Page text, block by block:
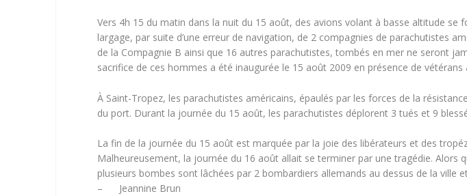
Vers 4h 15 du matin dans la nuit du 15 août, des avions volant à basse altitude
largage, par suite d’une erreur de navigation, de 2 compagnies de parachutistes
de la Compagnie B ainsi que 16 autres parachutistes, tombés en mer ne seront
sacrifice de ces hommes a été inaugurée le 15 août 2009 en présence de
À Saint-Tropez, les parachutistes américains, épaulés par les forces de la
du port. Durant la journée du 15 août, les parachutistes déplorent 3 tués et 9
La fin de la journée du 15 août est marquée par la joie des libérateurs et des
Malheureusement, la journée du 16 août allait se terminer par une tragédie.
plusieurs bombes sont lâchées par 2 bombardiers allemands au dessus de la ville
– Jeannine Brun